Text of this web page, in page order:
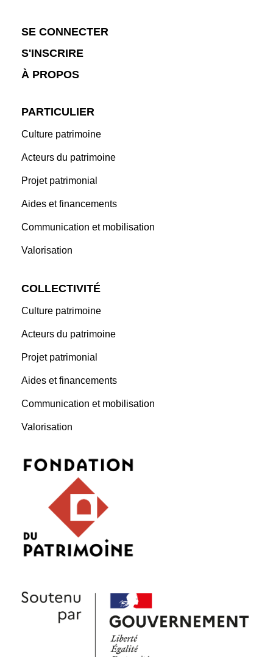
SE CONNECTER
S'INSCRIRE
À PROPOS
PARTICULIER
Culture patrimoine
Acteurs du patrimoine
Projet patrimonial
Aides et financements
Communication et mobilisation
Valorisation
COLLECTIVITÉ
Culture patrimoine
Acteurs du patrimoine
Projet patrimonial
Aides et financements
Communication et mobilisation
Valorisation